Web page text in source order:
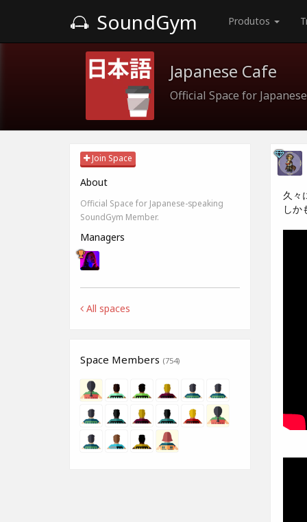
SoundGym Produtos
Japanese Cafe
Official Space for
Join Space
About
Official Space for Japanese-speaking
SoundGym Member.
Managers
All spaces
Space Members (754)
久々
しか